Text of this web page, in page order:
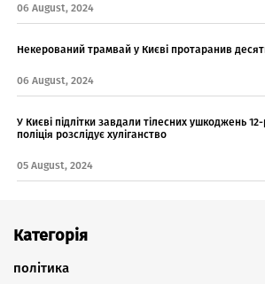
06 August, 2024
Некерований трамвай у Києві протаранив
06 August, 2024
У Києві підлітки завдали тілесних ушкоджень
поліція розслідує хуліганство
05 August, 2024
Категорія
політика